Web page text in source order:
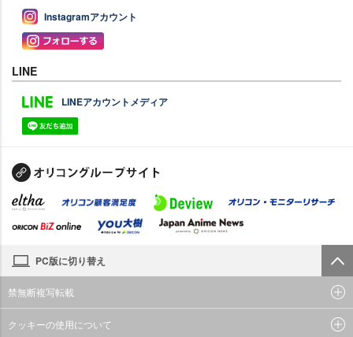
Instagramアカウント
LINE
LINEアカウントメディア
PC版に切り替え
禁無断複写転載
クッキーの使用について